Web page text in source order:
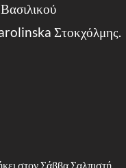
Στοκχόλμης.
στον Σάββα Σαλπιστή